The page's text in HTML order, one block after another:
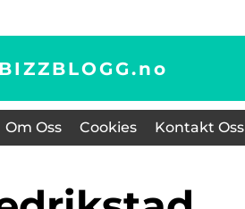
BIZZBLOGG.no
Om Oss Cookies Kontakt Oss